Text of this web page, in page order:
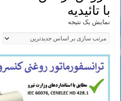
با تائیدیه
نمایش یک نتیجه